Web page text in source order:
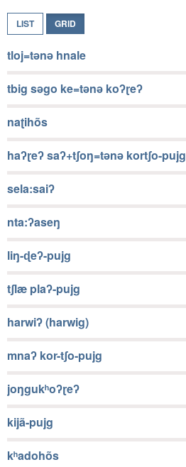
LIST GRID
tloj=tǝnǝ hnale
tbig sǝgo ke=tǝnǝ koʔɽeʔ
naʈihõs
haʔɽeʔ saʔ+tʃoŋ=tǝnǝ kortʃo-pujg
sela:saiʔ
nta:ʔaseŋ
liŋ-ɖeʔ-pujg
tʃlæ plaʔ-pujg
harwiʔ (harwig)
mnaʔ kor-tʃo-pujg
joŋgukʰoʔɽeʔ
kijã-pujg
kʰadohõs